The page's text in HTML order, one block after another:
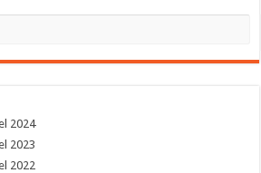
2024
2023
2022